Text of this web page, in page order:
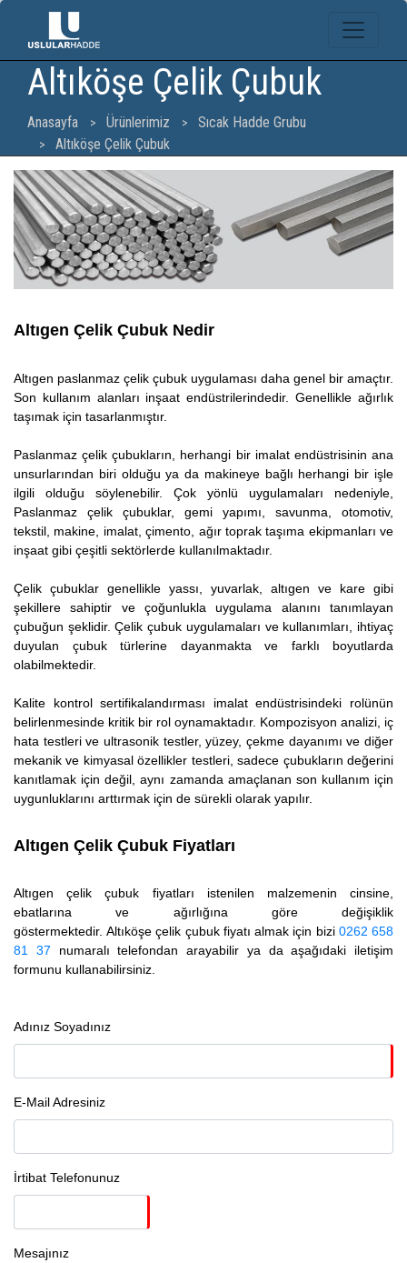
Altıköşe Çelik Çubuk
Anasayfa Ürünlerimiz
Sıcak Hadde Grubu
Altıköşe Çelik Çubuk
Altıgen Çelik Çubuk Nedir
Altıgen paslanmaz çelik çubuk uygulaması daha genel bir amaçtır.
Son kullanım alanları inşaat endüstrilerindedir. Genellikle ağırlık
taşımak için tasarlanmıştır.
Paslanmaz çelik çubukların, herhangi bir imalat endüstrisinin ana
unsurlarından biri olduğu ya da makineye bağlı herhangi bir işle
ilgili olduğu söylenebilir. Çok yönlü uygulamaları nedeniyle,
Paslanmaz çelik çubuklar, gemi yapımı, savunma, otomotiv,
tekstil, makine, imalat, çimento, ağır toprak taşıma ekipmanları ve
inşaat gibi çeşitli sektörlerde kullanılmaktadır.
Çelik çubuklar genellikle yassı, yuvarlak, altıgen ve kare gibi
şekillere sahiptir ve çoğunlukla uygulama alanını tanımlayan
çubuğun şeklidir. Çelik çubuk uygulamaları ve kullanımları, ihtiyaç
duyulan çubuk türlerine dayanmakta ve farklı boyutlarda
olabilmektedir.
Kalite kontrol sertifikalandırması imalat endüstrisindeki rolünün
belirlenmesinde kritik bir rol oynamaktadır. Kompozisyon analizi, iç
hata testleri ve ultrasonik testler, yüzey, çekme dayanımı ve diğer
mekanik ve kimyasal özellikler testleri, sadece çubukların değerini
kanıtlamak için değil, aynı zamanda amaçlanan son kullanım için
uygunluklarını arttırmak için de sürekli olarak yapılır.
Altıgen Çelik Çubuk Fiyatları
Altıgen çelik çubuk fiyatları istenilen malzemenin cinsine,
ebatlarına ve ağırlığına göre değişiklik
göstermektedir. Altıköşe çelik çubuk fiyatı almak için bizi 0262 658
81 37 numaralı telefondan arayabilir ya da aşağıdaki iletişim
formunu kullanabilirsiniz.
Adınız Soyadınız
E-Mail Adresiniz
İrtibat Telefonunuz
Mesajınız